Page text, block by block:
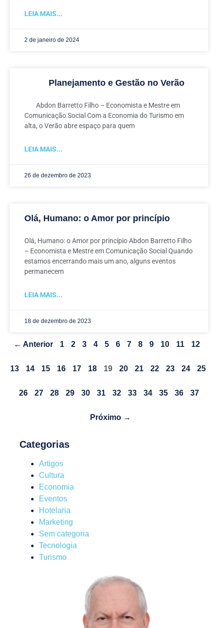
LEIA MAIS...
2 de janeiro de 2024
Planejamento e Gestão no Verão
Abdon Barretto Filho – Economista e Mestre em
Comunicação Social Com a Economia do Turismo em
alta, o Verão abre espaço para quem
LEIA MAIS...
26 de dezembro de 2023
Olá, Humano: o Amor por princípio
Olá, Humano: o Amor por princípio Abdon Barretto Filho
– Economista e Mestre em Comunicação Social Quando
estamos encerrando mais um ano, alguns eventos
permanecem
LEIA MAIS...
18 de dezembro de 2023
← Anterior 1 2 3 4 5 6 7 8 9 10 11 12
13 14 15 16 17 18 19 20 21 22 23 24 25
26 27 28 29 30 31 32 33 34 35 36 37
Próximo →
Categorias
Artigos
Cultura
Economia
Eventos
Hotelaria
Marketing
Sem categoria
Tecnologia
Turismo